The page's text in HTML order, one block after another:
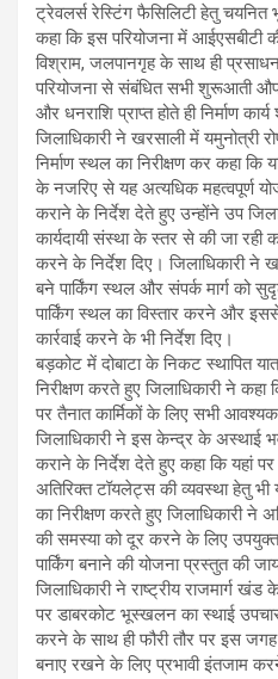
ट्रेवलर्स रेस्टिंग फैसिलिटी हेतु चयनित
कहा कि इस परियोजना में आईएसबीटी
विश्राम, जलपानगृह के साथ ही
परियोजना से संबंधित सभी शुरूआती
और धनराशि प्राप्त होते ही निर्माण
जिलाधिकारी ने खरसाली में
निर्माण स्थल का निरीक्षण कर कहा कि
के नजरिए से यह अत्यधिक महत्वपूर्ण
कराने के निर्देश देते हुए उन्होंने उप
कार्यदायी संस्था के स्तर से की जा रही
करने के निर्देश दिए। जिलाधिकारी ने
बने पार्किंग स्थल और संपर्क मार्ग को
पार्किंग स्थल का विस्तार करने और
कार्रवाई करने के भी निर्देश दिए।
बड़कोट में दोबाटा के निकट स्थापित
निरीक्षण करते हुए जिलाधिकारी ने
पर तैनात कार्मिकों के लिए सभी
जिलाधिकारी ने इस केन्द्र के अस्थाई
कराने के निर्देश देते हुए कहा कि यहां
अतिरिक्त टॉयलेट्स की व्यवस्था हेतु भी
का निरीक्षण करते हुए जिलाधिकारी ने
की समस्या को दूर करने के लिए
पार्किंग बनाने की योजना प्रस्तुत की
जिलाधिकारी ने राष्ट्रीय राजमार्ग खंड
पर डाबरकोट भूस्खलन का स्थाई
करने के साथ ही फौरी तौर पर इस
बनाए रखने के लिए प्रभावी इंतजाम